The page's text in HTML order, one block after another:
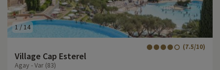
1 /14
Village Cap Esterel
(7.5/10)
Agay - Var (83)